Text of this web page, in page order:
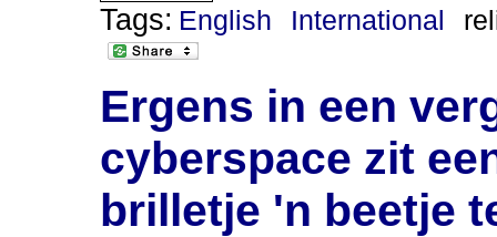
Tags: English International
Ergens in een
cyberspace zit
brilletje 'n beetje